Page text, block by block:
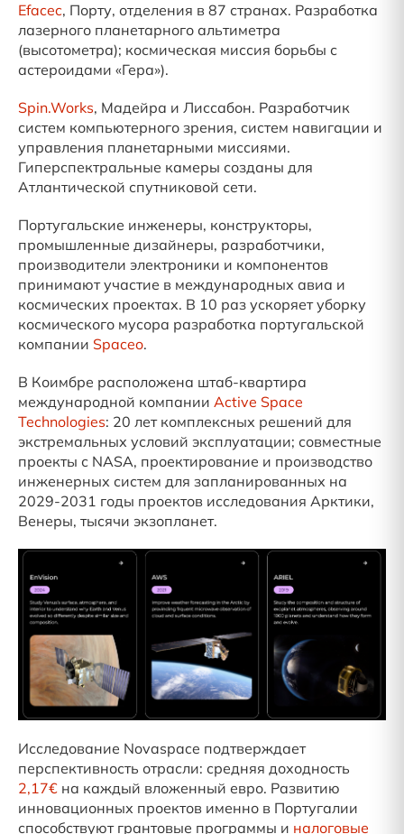
Efacec, Порту, отделения в 87 странах. Разработка
лазерного планетарного альтиметра
(высотометра); космическая миссия борьбы с
астероидами «Гера»).
Spin.Works, Мадейра и Лиссабон. Разработчик
систем компьютерного зрения, систем навигации и
управления планетарными миссиями.
Гиперспектральные камеры созданы для
Атлантической спутниковой сети.
Португальские инженеры, конструкторы,
промышленные дизайнеры, разработчики,
производители электроники и компонентов
принимают участие в международных авиа и
космических проектах. В 10 раз ускоряет уборку
космического мусора разработка португальской
компании Spaceo.
В Коимбре расположена штаб-квартира
международной компании Active Space
Technologies: 20 лет комплексных решений для
экстремальных условий эксплуатации; совместные
проекты с NASA, проектирование и производство
инженерных систем для запланированных на
2029-2031 годы проектов исследования Арктики,
Венеры, тысячи экзопланет.
Исследование Novaspace подтверждает
перспективность отрасли: средняя доходность
2,17€ на каждый вложенный евро. Развитию
инновационных проектов именно в Португалии
способствуют грантовые программы и налоговые